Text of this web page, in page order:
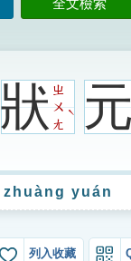
全文檢索
狀ㄓ
ㄨ
ㄤ
ˋ
zhuàng yuán
列入收藏